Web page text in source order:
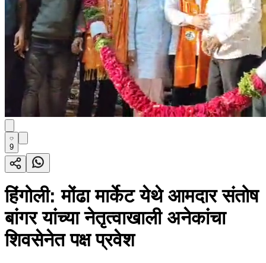
9
हिंगोली: मोंढा मार्केट येथे आमदार संतोष
बांगर यांच्या नेतृत्वाखाली अनेकांचा
शिवसेनेत पक्ष प्रवेश